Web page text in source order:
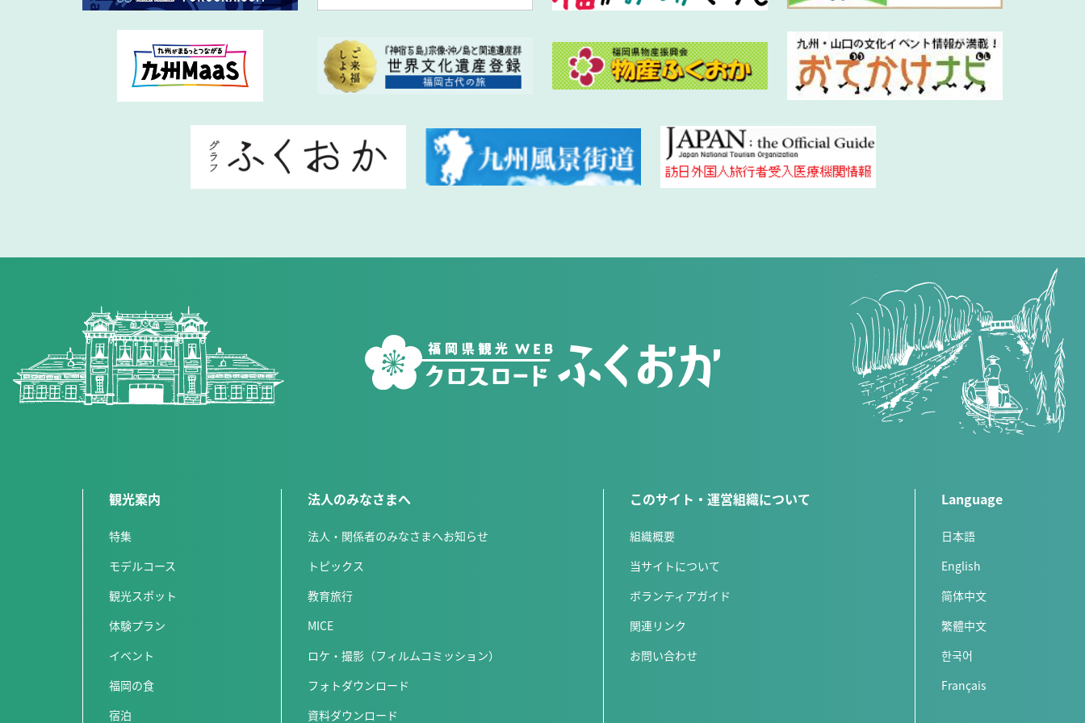
観光案内
特集
モデルコース
観光スポット
体験プラン
イベント
福岡の食
宿泊
法人のみなさまへ
法人・関係者のみなさまへお知らせ
トピックス
教育旅行
MICE
ロケ・撮影（フィルムコミッション）
フォトダウンロード
資料ダウンロード
このサイト・運営組織について
組織概要
当サイトについて
ボランティアガイド
関連リンク
お問い合わせ
Language
日本語
English
简体中文
繁體中文
한국어
Français